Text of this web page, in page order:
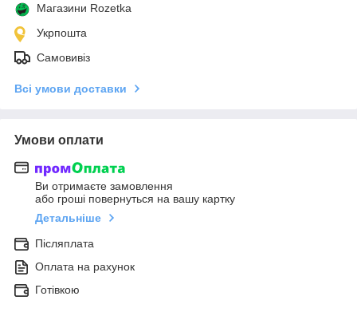
Магазини Rozetka
Укрпошта
Самовивіз
Всі умови доставки
Умови оплати
Ви отримаєте замовлення
або гроші повернуться на вашу картку
Детальніше
Післяплата
Оплата на рахунок
Готівкою